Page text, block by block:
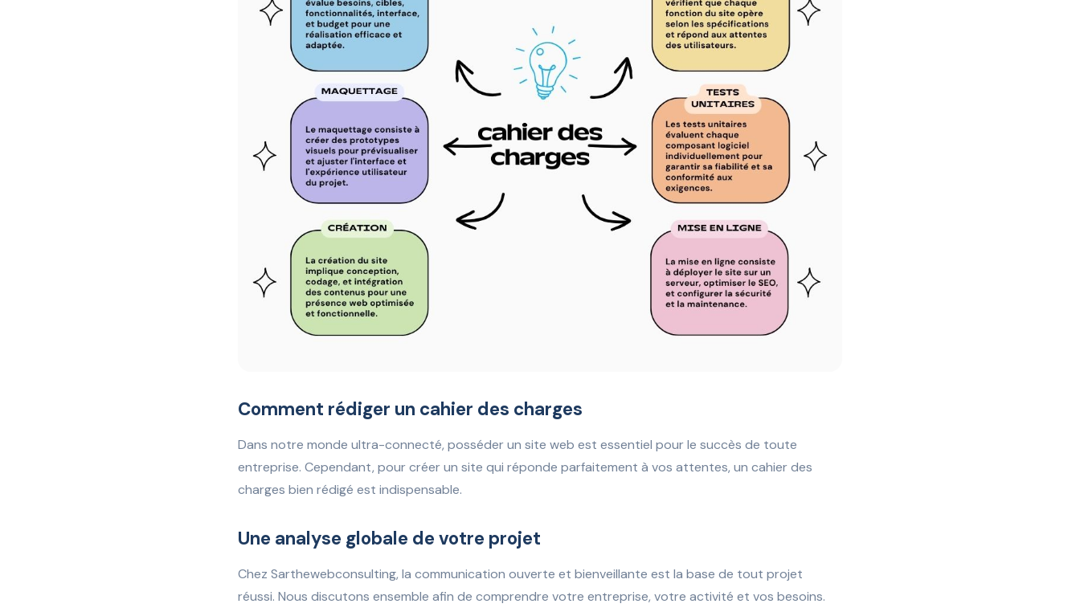
Comment rédiger un cahier des charges
Dans notre monde ultra-connecté, posséder un site web est essentiel pour le succès de toute
entreprise. Cependant, pour créer un site qui réponde parfaitement à vos attentes, un cahier des
charges bien rédigé est indispensable.
Une analyse globale de votre projet
Chez Sarthewebconsulting, la communication ouverte et bienveillante est la base de tout projet
réussi. Nous discutons ensemble afin de comprendre votre entreprise, votre activité et vos besoins.